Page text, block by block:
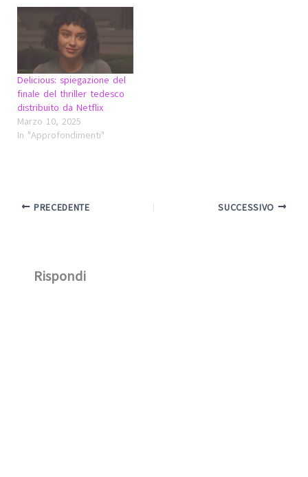
Delicious: spiegazione del
finale del thriller tedesco
distribuito da Netflix
Marzo 10, 2025
In "Approfondimenti"
PRECEDENTE SUCCESSIVO
Rispondi